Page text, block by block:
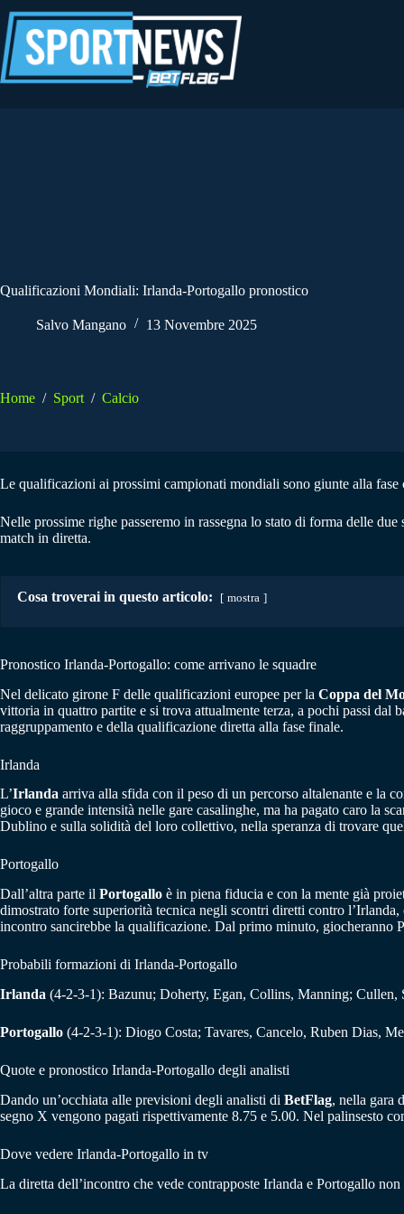
al
contenuto
Qualificazioni Mondiali: Irlanda-Portogallo pronostico
Salvo Mangano 13 Novembre 2025
Home / Sport / Calcio
Le qualificazioni ai prossimi campionati mondiali sono giunte alla
Nelle prossime righe passeremo in rassegna lo stato di forma delle due
match in diretta.
Cosa troverai in questo articolo: mostra
Pronostico Irlanda-Portogallo: come arrivano le squadre
Nel delicato girone F delle qualificazioni europee per la Coppa del
vittoria in quattro partite e si trova attualmente terza, a pochi passi
raggruppamento e della qualificazione diretta alla fase finale.
Irlanda
L’Irlanda arriva alla sfida con il peso di un percorso altalenante e la
gioco e grande intensità nelle gare casalinghe, ma ha pagato caro la
Dublino e sulla solidità del loro collettivo, nella speranza di trovare
Portogallo
Dall’altra parte il Portogallo è in piena fiducia e con la mente già
dimostrato forte superiorità tecnica negli scontri diretti contro
incontro sancirebbe la qualificazione. Dal primo minuto, giocheranno
Probabili formazioni di Irlanda-Portogallo
Irlanda (4-2-3-1): Bazunu; Doherty, Egan, Collins, Manning;
Portogallo (4-2-3-1): Diogo Costa; Tavares, Cancelo, Ruben Dias,
Quote e pronostico Irlanda-Portogallo degli analisti
Dando un’occhiata alle previsioni degli analisti di BetFlag, nella gara
segno X vengono pagati rispettivamente 8.75 e 5.00. Nel palinsesto
Dove vedere Irlanda-Portogallo in tv
La diretta dell’incontro che vede contrapposte Irlanda e Portogallo